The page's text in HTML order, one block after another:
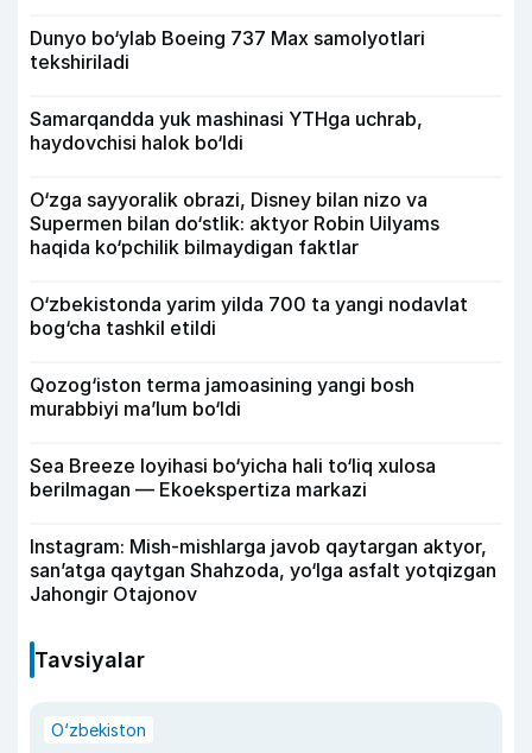
Dunyo bo‘ylab Boeing 737 Max samolyotlari
tekshiriladi
Samarqandda yuk mashinasi YTHga uchrab,
haydovchisi halok bo‘ldi
O‘zga sayyoralik obrazi, Disney bilan nizo va
Supermen bilan do‘stlik: aktyor Robin Uilyams
haqida ko‘pchilik bilmaydigan faktlar
O‘zbekistonda yarim yilda 700 ta yangi nodavlat
bog‘cha tashkil etildi
Qozog‘iston terma jamoasining yangi bosh
murabbiyi ma’lum bo‘ldi
Sea Breeze loyihasi bo‘yicha hali to‘liq xulosa
berilmagan — Ekoekspertiza markazi
Instagram: Mish-mishlarga javob qaytargan aktyor,
san’atga qaytgan Shahzoda, yo‘lga asfalt yotqizgan
Jahongir Otajonov
Tavsiyalar
O‘zbekiston